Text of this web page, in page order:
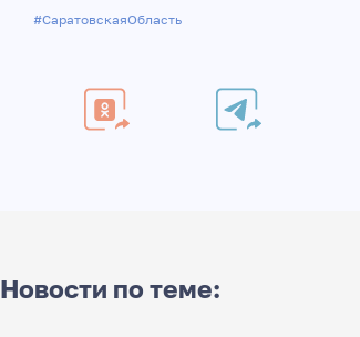
#СаратовскаяОбласть
Новости по теме: